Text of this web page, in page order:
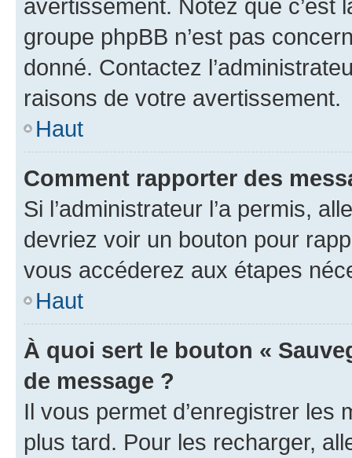
avertissement. Notez que c’est
groupe phpBB n’est pas
donné. Contactez
raisons de votre avertissement.
Haut
Comment rapporter des
Si l’administrateur l’a permis,
devriez voir un bouton pour
vous accéderez aux étapes
Haut
À quoi sert le bouton «
de message ?
Il vous permet d’enregistrer
plus tard. Pour les recharger,